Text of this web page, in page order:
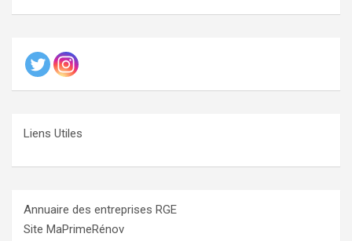
Liens Utiles
Annuaire des entreprises RGE
Site MaPrimeRénov